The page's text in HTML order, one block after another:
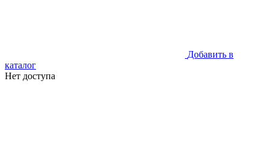
Добавить в
каталог
Нет доступа